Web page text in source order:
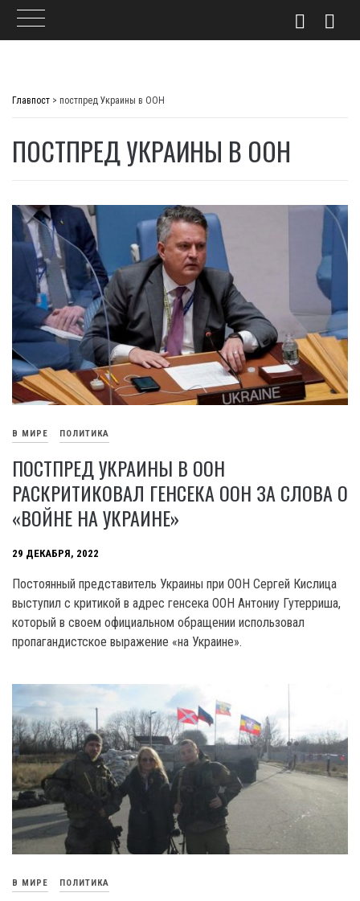
Главпост > постпред Украины в ООН
ПОСТПРЕД УКРАИНЫ В ООН
В МИРЕ ПОЛИТИКА
ПОСТПРЕД УКРАИНЫ В ООН
РАСКРИТИКОВАЛ ГЕНСЕКА ООН ЗА СЛОВА О
«ВОЙНЕ НА УКРАИНЕ»
29 ДЕКАБРЯ, 2022
Постоянный представитель Украины при ООН Сергей Кислица
выступил с критикой в адрес генсека ООН Антониу Гутерриша,
который в своем официальном обращении использовал
пропагандистское выражение «на Украине».
В МИРЕ ПОЛИТИКА